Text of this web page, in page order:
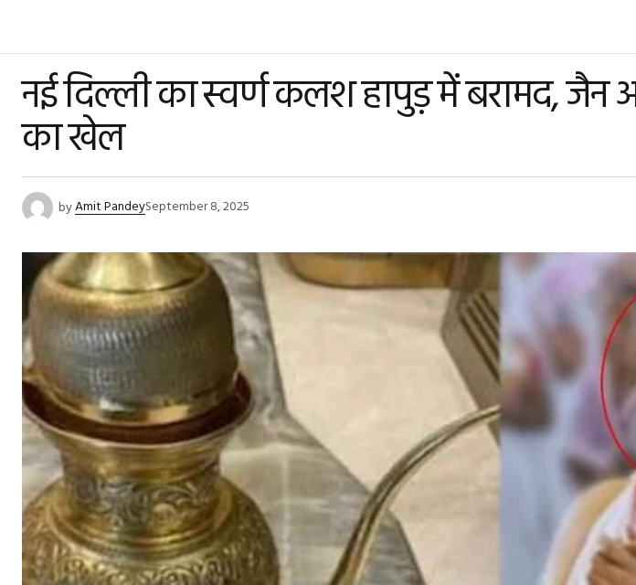
नई दिल्ली का स्वर्ण कलश हापुड़ में बरामद, जैन
का खेल
byAmit PandeySeptember 8, 2025